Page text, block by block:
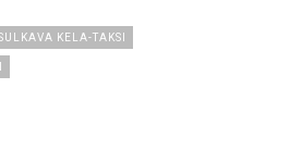
KELA-TAKSI